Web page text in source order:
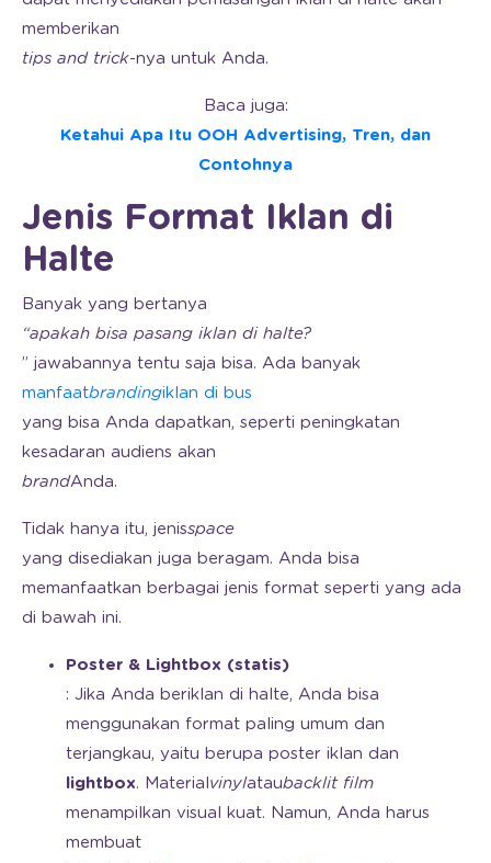
memberikan
tips and trick-nya untuk Anda.
Baca juga:
Ketahui Apa Itu OOH Advertising, Tren, dan
Contohnya
Jenis Format Iklan di
Halte
Banyak yang bertanya
“apakah bisa pasang iklan di halte?
” jawabannya tentu saja bisa. Ada banyak
manfaatbrandingiklan di bus
yang bisa Anda dapatkan, seperti peningkatan
kesadaran audiens akan
brandAnda.
Tidak hanya itu, jenisspace
yang disediakan juga beragam. Anda bisa
memanfaatkan berbagai jenis format seperti yang ada
di bawah ini.
Poster & Lightbox (statis)
: Jika Anda beriklan di halte, Anda bisa
menggunakan format paling umum dan
terjangkau, yaitu berupa poster iklan dan
lightbox. Materialvinylataubacklit film
menampilkan visual kuat. Namun, Anda harus
membuat